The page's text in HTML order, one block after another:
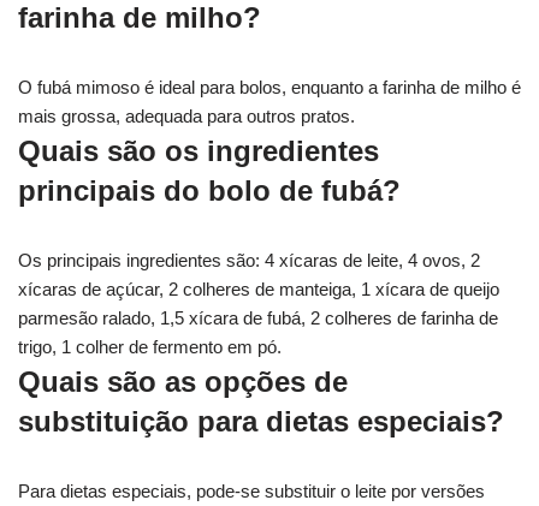
farinha de milho?
O fubá mimoso é ideal para bolos, enquanto a farinha de milho é
mais grossa, adequada para outros pratos.
Quais são os ingredientes
principais do bolo de fubá?
Os principais ingredientes são: 4 xícaras de leite, 4 ovos, 2
xícaras de açúcar, 2 colheres de manteiga, 1 xícara de queijo
parmesão ralado, 1,5 xícara de fubá, 2 colheres de farinha de
trigo, 1 colher de fermento em pó.
Quais são as opções de
substituição para dietas especiais?
Para dietas especiais, pode-se substituir o leite por versões